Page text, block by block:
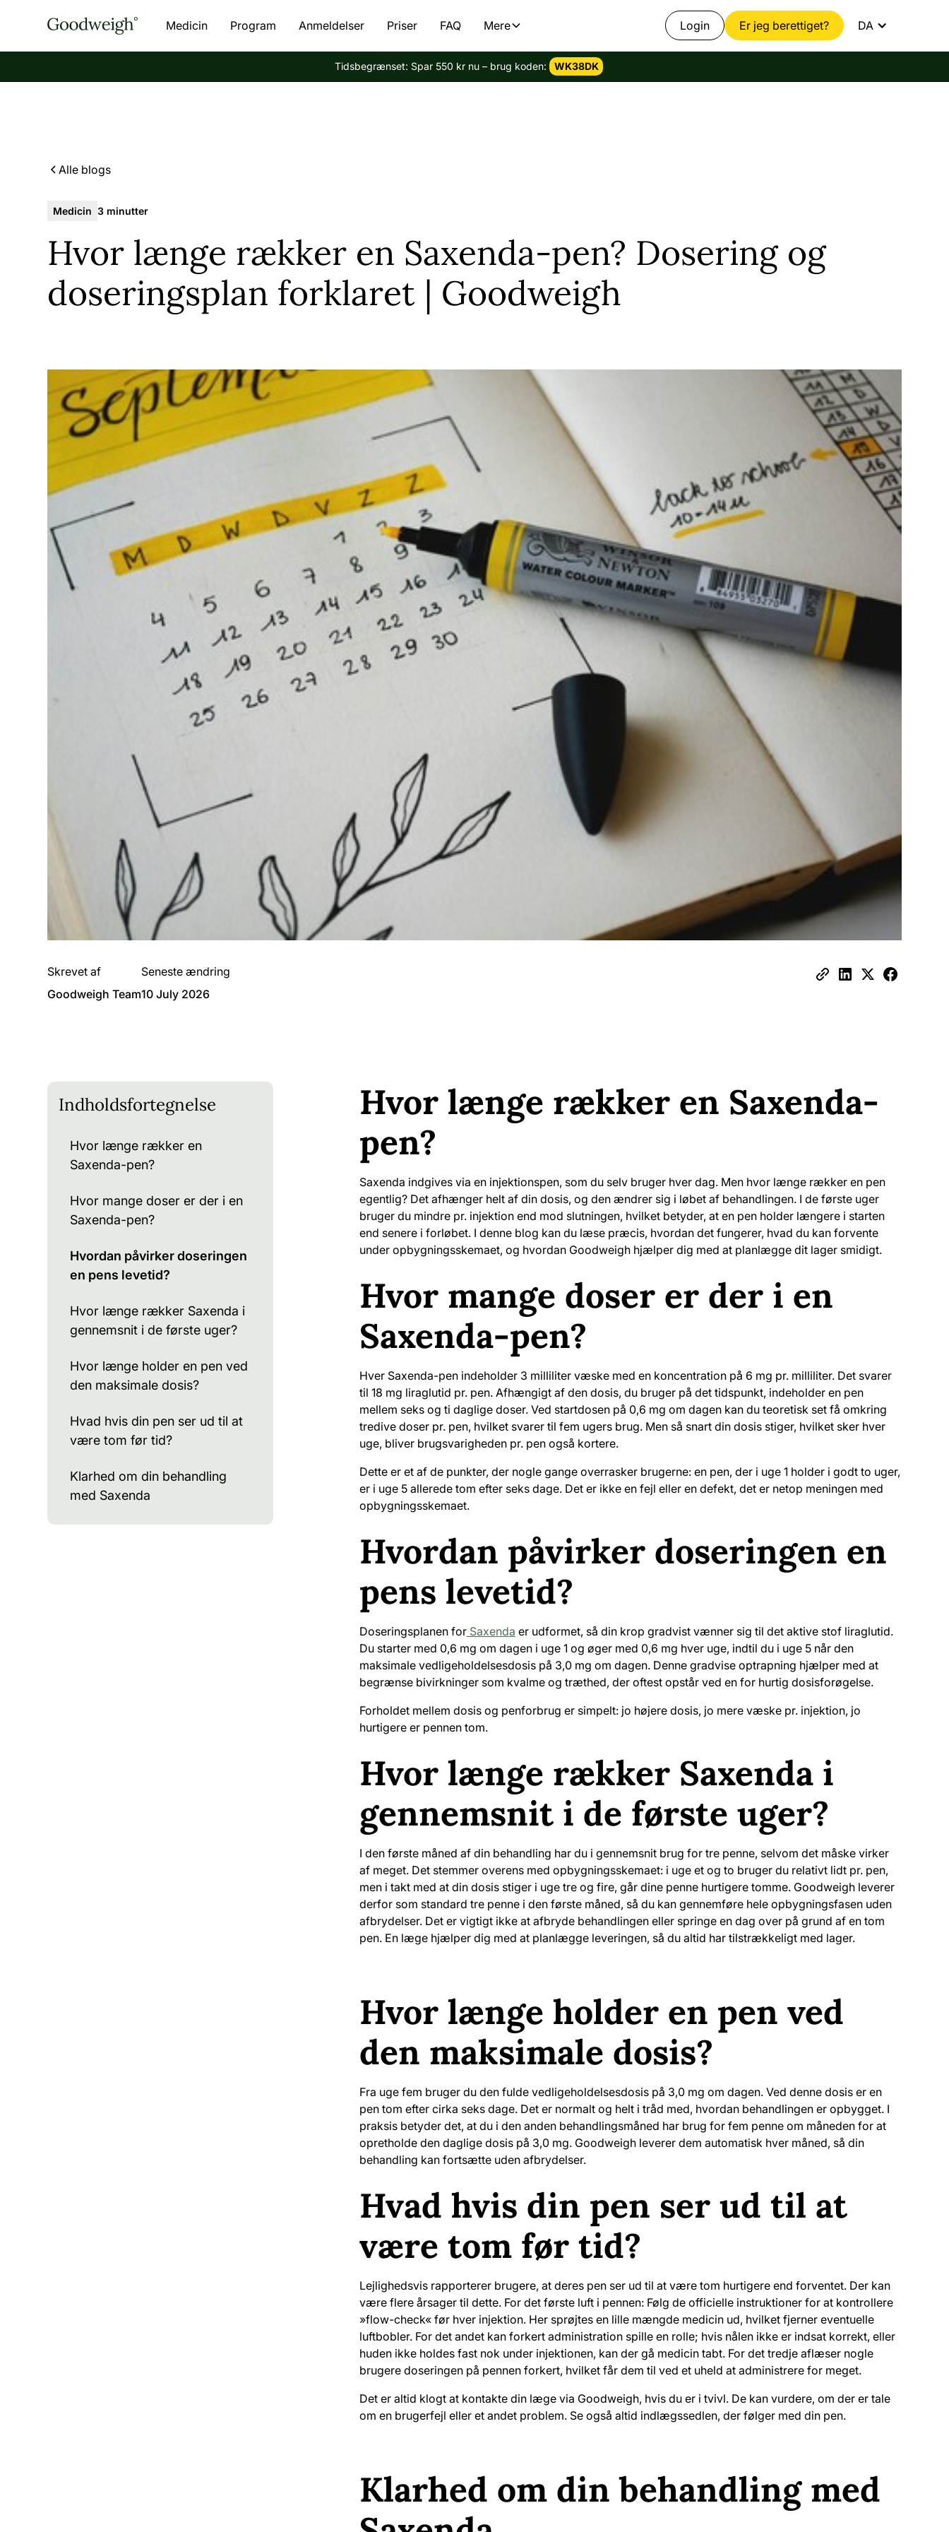
Medicin Program Anmeldelser Priser FAQ Mere Login Er jeg berettiget? DA
Tidsbegrænset: Spar 550 kr nu – brug koden: WK38DK
Alle blogs
Medicin 3 minutter
Hvor længe rækker en Saxenda-pen? Dosering og
doseringsplan forklaret | Goodweigh
Skrevet af
Goodweigh Team
Seneste ændring
10 July 2026
Indholdsfortegnelse
Hvor længe rækker en
Saxenda-pen?
Hvor mange doser er der i en
Saxenda-pen?
Hvordan påvirker doseringen
en pens levetid?
Hvor længe rækker Saxenda i
gennemsnit i de første uger?
Hvor længe holder en pen ved
den maksimale dosis?
Hvad hvis din pen ser ud til at
være tom før tid?
Klarhed om din behandling
med Saxenda
Hvor længe rækker en Saxenda-
pen?
Saxenda indgives via en injektionspen, som du selv bruger hver dag. Men hvor længe rækker en pen
egentlig? Det afhænger helt af din dosis, og den ændrer sig i løbet af behandlingen. I de første uger
bruger du mindre pr. injektion end mod slutningen, hvilket betyder, at en pen holder længere i starten
end senere i forløbet. I denne blog kan du læse præcis, hvordan det fungerer, hvad du kan forvente
under opbygningsskemaet, og hvordan Goodweigh hjælper dig med at planlægge dit lager smidigt.
Hvor mange doser er der i en
Saxenda-pen?
Hver Saxenda-pen indeholder 3 milliliter væske med en koncentration på 6 mg pr. milliliter. Det svarer
til 18 mg liraglutid pr. pen. Afhængigt af den dosis, du bruger på det tidspunkt, indeholder en pen
mellem seks og ti daglige doser. Ved startdosen på 0,6 mg om dagen kan du teoretisk set få omkring
tredive doser pr. pen, hvilket svarer til fem ugers brug. Men så snart din dosis stiger, hvilket sker hver
uge, bliver brugsvarigheden pr. pen også kortere.
Dette er et af de punkter, der nogle gange overrasker brugerne: en pen, der i uge 1 holder i godt to uger,
er i uge 5 allerede tom efter seks dage. Det er ikke en fejl eller en defekt, det er netop meningen med
opbygningsskemaet.
Hvordan påvirker doseringen en
pens levetid?
Doseringsplanen forSaxenda er udformet, så din krop gradvist vænner sig til det aktive stof liraglutid.
Du starter med 0,6 mg om dagen i uge 1 og øger med 0,6 mg hver uge, indtil du i uge 5 når den
maksimale vedligeholdelsesdosis på 3,0 mg om dagen. Denne gradvise optrapning hjælper med at
begrænse bivirkninger som kvalme og træthed, der oftest opstår ved en for hurtig dosisforøgelse.
Forholdet mellem dosis og penforbrug er simpelt: jo højere dosis, jo mere væske pr. injektion, jo
hurtigere er pennen tom.
Hvor længe rækker Saxenda i
gennemsnit i de første uger?
I den første måned af din behandling har du i gennemsnit brug for tre penne, selvom det måske virker
af meget. Det stemmer overens med opbygningsskemaet: i uge et og to bruger du relativt lidt pr. pen,
men i takt med at din dosis stiger i uge tre og fire, går dine penne hurtigere tomme. Goodweigh leverer
derfor som standard tre penne i den første måned, så du kan gennemføre hele opbygningsfasen uden
afbrydelser. Det er vigtigt ikke at afbryde behandlingen eller springe en dag over på grund af en tom
pen. En læge hjælper dig med at planlægge leveringen, så du altid har tilstrækkeligt med lager.
Hvor længe holder en pen ved
den maksimale dosis?
Fra uge fem bruger du den fulde vedligeholdelsesdosis på 3,0 mg om dagen. Ved denne dosis er en
pen tom efter cirka seks dage. Det er normalt og helt i tråd med, hvordan behandlingen er opbygget. I
praksis betyder det, at du i den anden behandlingsmåned har brug for fem penne om måneden for at
opretholde den daglige dosis på 3,0 mg. Goodweigh leverer dem automatisk hver måned, så din
behandling kan fortsætte uden afbrydelser.
Hvad hvis din pen ser ud til at
være tom før tid?
Lejlighedsvis rapporterer brugere, at deres pen ser ud til at være tom hurtigere end forventet. Der kan
være flere årsager til dette. For det første luft i pennen: Følg de officielle instruktioner for at kontrollere
»flow-check« før hver injektion. Her sprøjtes en lille mængde medicin ud, hvilket fjerner eventuelle
luftbobler. For det andet kan forkert administration spille en rolle; hvis nålen ikke er indsat korrekt, eller
huden ikke holdes fast nok under injektionen, kan der gå medicin tabt. For det tredje aflæser nogle
brugere doseringen på pennen forkert, hvilket får dem til ved et uheld at administrere for meget.
Det er altid klogt at kontakte din læge via Goodweigh, hvis du er i tvivl. De kan vurdere, om der er tale
om en brugerfejl eller et andet problem. Se også altid indlægssedlen, der følger med din pen.
Klarhed om din behandling med